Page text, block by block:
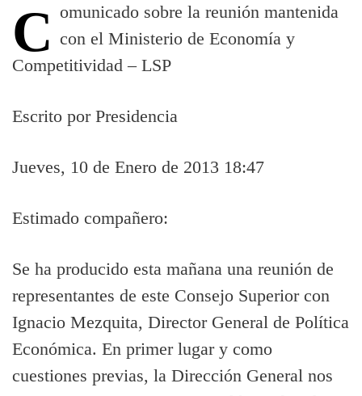
Comunicado sobre la reunión mantenida con el Ministerio de Economía y
Competitividad – LSP
Escrito por Presidencia
Jueves, 10 de Enero de 2013 18:47
Estimado compañero:
Se ha producido esta mañana una reunión de
representantes de este Consejo Superior con
Ignacio Mezquita, Director General de Política
Económica. En primer lugar y como
cuestiones previas, la Dirección General nos